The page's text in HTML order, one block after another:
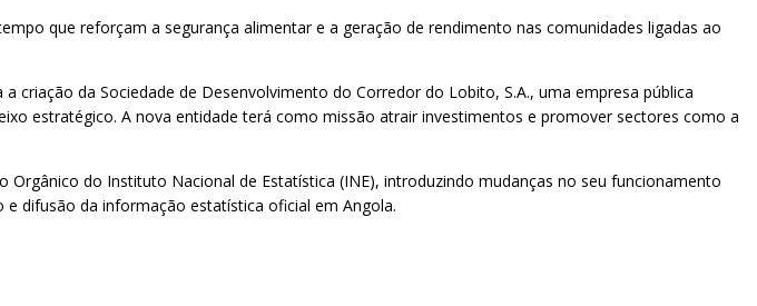
que reforçam a segurança alimentar e a geração de rendimento nas comunidades ligadas ao
da Sociedade de Desenvolvimento do Corredor do Lobito, S.A., uma empresa pública
estratégico. A nova entidade terá como missão atrair investimentos e promover sectores como a
do Instituto Nacional de Estatística (INE), introduzindo mudanças no seu funcionamento
difusão da informação estatística oficial em Angola.